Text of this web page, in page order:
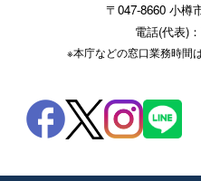
〒047-8660 小樽
電話(代表)
※本庁などの窓口業務時間